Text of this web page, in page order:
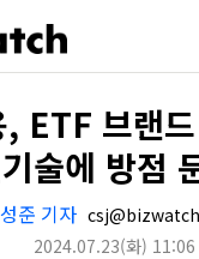
, ETF 브랜
술에 방점
준 기자
2024.07.23(화) 11:06